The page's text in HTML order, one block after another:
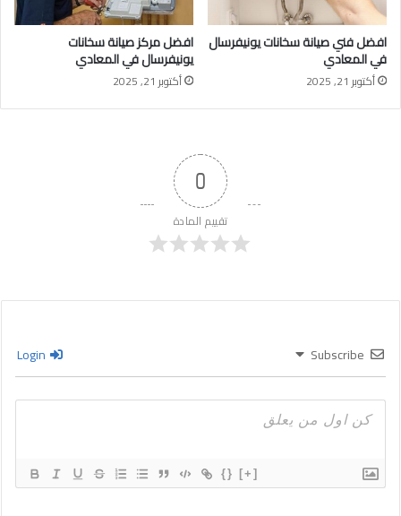
افضل فني صيانة سخانات يونيفرسال
في المعادي
أكتوبر 21, 2025
افضل مركز صيانة سخانات
يونيفرسال في المعادي
أكتوبر 21, 2025
0
تقييم المادة
Subscribe
{} [+]